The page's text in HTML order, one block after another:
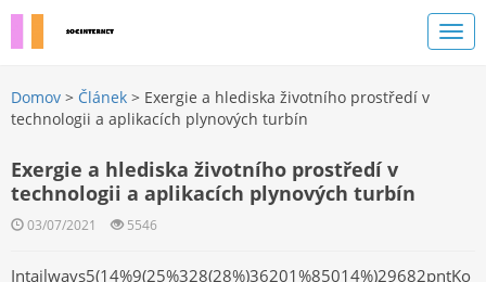
Domov > Článek > Exergie a hlediska životního prostředí v
technologii a aplikacích plynových turbín
Exergie a hlediska životního prostředí v
technologii a aplikacích plynových turbín
03/07/2021 5546
Intailways5(14%9(25%328(28%)36201%85014%)29682pntKo